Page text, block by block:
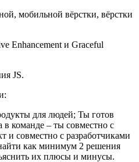
мобильной вёрстки, вёрстки
Enhancement и Graceful
JS.
для людей; Ты готов
в команде – ты совместно с
и совместно с разработчиками
как минимум 2 решения
их плюсы и минусы.